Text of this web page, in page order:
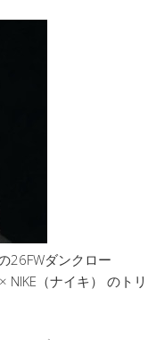
26FWダンクロー
（ナイキ） のトリ